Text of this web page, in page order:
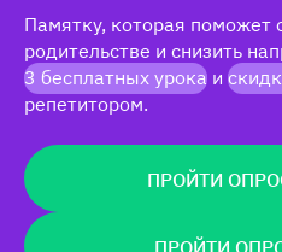
Памятку, которая поможет
родительстве и снизить
3 бесплатных урока и
репетитором.
ПРОЙТИ
ПРОЙТИ